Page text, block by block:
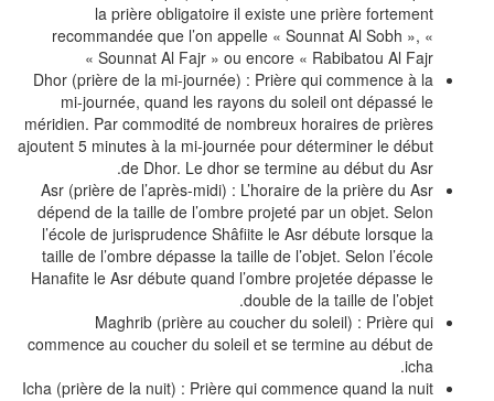
la prière obligatoire il existe une prière fortement
recommandée que l’on appelle « Sounnat Al Sobh », «
Sounnat Al Fajr » ou encore « Rabibatou Al Fajr »
Dhor (prière de la mi-journée) : Prière qui commence à la
mi-journée, quand les rayons du soleil ont dépassé le
méridien. Par commodité de nombreux horaires de prières
ajoutent 5 minutes à la mi-journée pour déterminer le début
de Dhor. Le dhor se termine au début du Asr.
Asr (prière de l’après-midi) : L’horaire de la prière du Asr
dépend de la taille de l’ombre projeté par un objet. Selon
l’école de jurisprudence Shâfiite le Asr débute lorsque la
taille de l’ombre dépasse la taille de l’objet. Selon l’école
Hanafite le Asr débute quand l’ombre projetée dépasse le
double de la taille de l’objet.
Maghrib (prière au coucher du soleil) : Prière qui
commence au coucher du soleil et se termine au début de
Icha (prière de la nuit) : Prière qui commence quand la nuit